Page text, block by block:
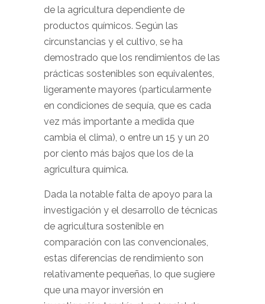
de la agricultura dependiente de
productos químicos. Según las
circunstancias y el cultivo, se ha
demostrado que los rendimientos de las
prácticas sostenibles son equivalentes,
ligeramente mayores (particularmente
en condiciones de sequía, que es cada
vez más importante a medida que
cambia el clima), o entre un 15 y un 20
por ciento más bajos que los de la
agricultura química.
Dada la notable falta de apoyo para la
investigación y el desarrollo de técnicas
de agricultura sostenible en
comparación con las convencionales,
estas diferencias de rendimiento son
relativamente pequeñas, lo que sugiere
que una mayor inversión en